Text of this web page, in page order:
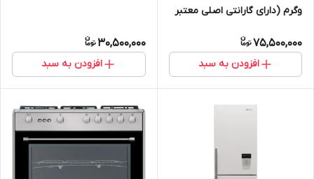
وگرم (دارای گارانتی اصلی معتبر
75,500,000
افزودن به سبد
30,500,000
افزودن به سبد